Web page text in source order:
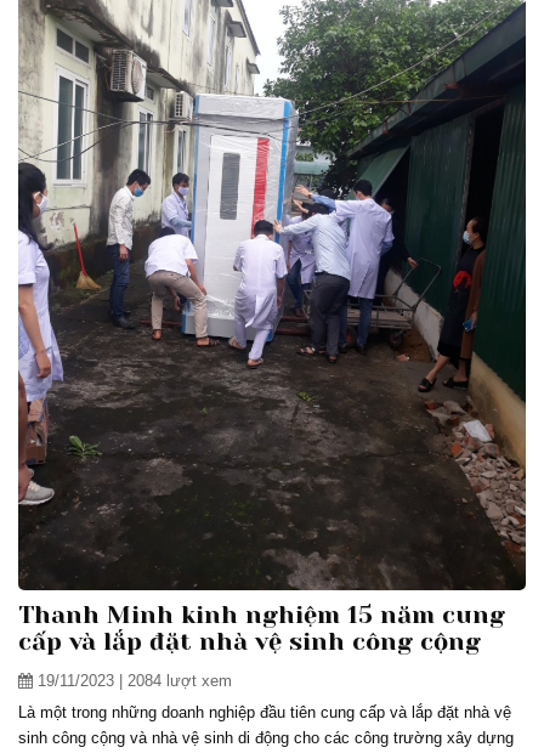
Thanh Minh kinh nghiệm 15 năm cung
cấp và lắp đặt nhà vệ sinh công cộng
19/11/2023 | 2084 lượt xem
Là một trong những doanh nghiệp đầu tiên cung cấp và lắp đặt nhà vệ
sinh công cộng và nhà vệ sinh di động cho các công trường xây dựng